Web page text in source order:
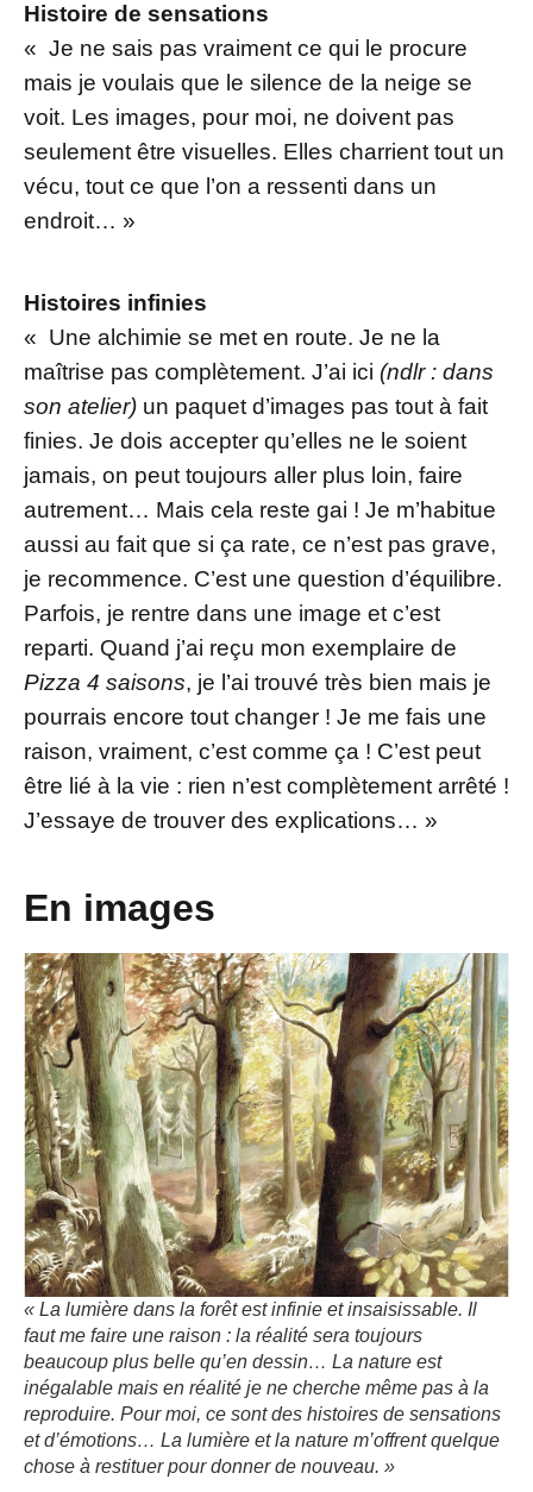
Histoire de sensations
« Je ne sais pas vraiment ce qui le procure
mais je voulais que le silence de la neige se
voit. Les images, pour moi, ne doivent pas
seulement être visuelles. Elles charrient tout un
vécu, tout ce que l’on a ressenti dans un
endroit… »
Histoires infinies
« Une alchimie se met en route. Je ne la
maîtrise pas complètement. J’ai ici (ndlr : dans
son atelier) un paquet d’images pas tout à fait
finies. Je dois accepter qu’elles ne le soient
jamais, on peut toujours aller plus loin, faire
autrement… Mais cela reste gai ! Je m’habitue
aussi au fait que si ça rate, ce n’est pas grave,
je recommence. C’est une question d’équilibre.
Parfois, je rentre dans une image et c’est
reparti. Quand j’ai reçu mon exemplaire de
Pizza 4 saisons, je l’ai trouvé très bien mais je
pourrais encore tout changer ! Je me fais une
raison, vraiment, c’est comme ça ! C’est peut
être lié à la vie : rien n’est complètement arrêté !
J’essaye de trouver des explications… »
En images
« La lumière dans la forêt est infinie et insaisissable. Il
faut me faire une raison : la réalité sera toujours
beaucoup plus belle qu’en dessin… La nature est
inégalable mais en réalité je ne cherche même pas à la
reproduire. Pour moi, ce sont des histoires de sensations
et d’émotions… La lumière et la nature m’offrent quelque
chose à restituer pour donner de nouveau. »